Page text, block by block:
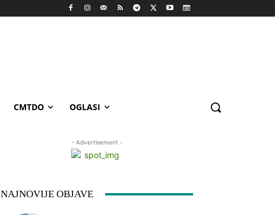
CMTDO OGLASI
- Advertisement -
NAJNOVIJE OBJAVE